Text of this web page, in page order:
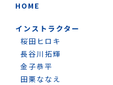
HOME
インストラクター
桜田ヒロキ
長谷川拓輝
金子恭平
田栗ななえ